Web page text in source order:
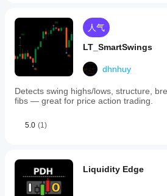
人气
LT_SmartSwings
dhnhuy
Detects swing highs/lows, structure,
fibs — great for price action trading.
5.0 (1)
Liquidity Edge